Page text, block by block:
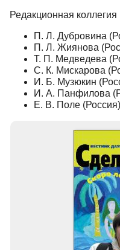
Редакционная коллегия
П. Л. Дубровина
П. Л. Жиянова
Т. П. Медведева
С. К. Мискарова
И. Б. Музюкин
И. А. Панфилова
Е. В. Поле (Россия)